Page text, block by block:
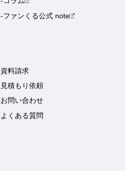
-ファンくる公式 note
資料請求
見積もり依頼
お問い合わせ
よくある質問